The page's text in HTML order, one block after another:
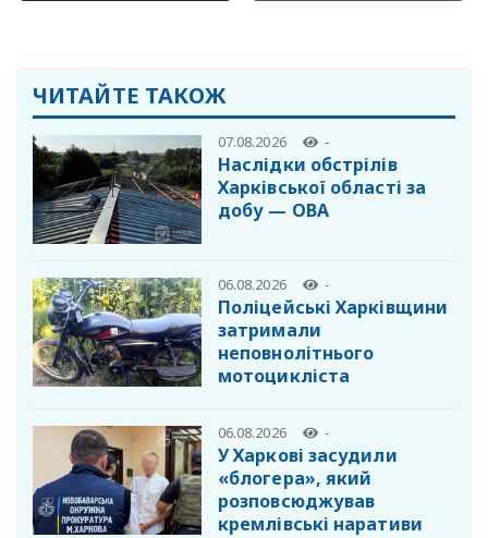
ЧИТАЙТЕ ТАКОЖ
07.08.2026 -
Наслідки обстрілів
Харківської області за
добу — ОВА
06.08.2026 -
Поліцейські Харківщини
затримали
неповнолітнього
мотоцикліста
06.08.2026 -
У Харкові засудили
«блогера», який
розповсюджував
кремлівські наративи